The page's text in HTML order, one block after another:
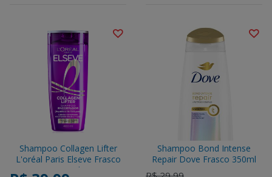
Shampoo Collagen Lifter
L'oréal Paris Elseve Frasco
400ml
Shampoo Bond Intense
Repair Dove Frasco 350ml
Price reduced from
to